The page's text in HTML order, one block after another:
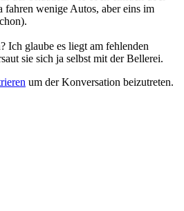
fahren wenige Autos, aber eins im
Ich glaube es liegt am fehlenden
sie sich ja selbst mit der Bellerei.
um der Konversation beizutreten.